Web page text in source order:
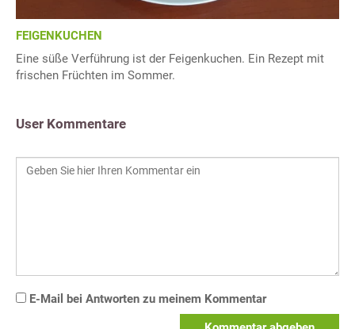
FEIGENKUCHEN
Eine süße Verführung ist der Feigenkuchen. Ein Rezept mit
frischen Früchten im Sommer.
User Kommentare
E-Mail bei Antworten zu meinem Kommentar